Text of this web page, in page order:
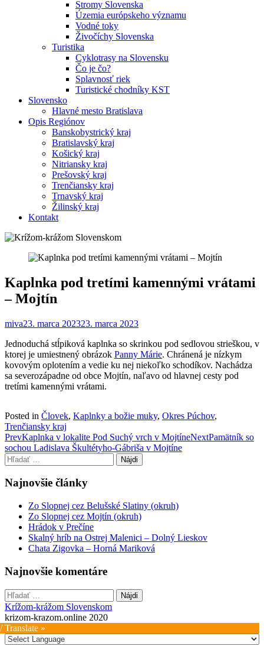
Stromy Slovenska
Územia európskeho významu
Vodné toky
Živočíchy Slovenska
Turistika
Cyklotrasy na Slovensku
Čo je čo?
Splavnosť riek
Turistické chodníky KST
Slovensko
Hlavné mesto Bratislava
Opis Regiónov
Banskobystrický kraj
Bratislavský kraj
Košický kraj
Nitriansky kraj
Prešovský kraj
Trenčiansky kraj
Trnavský kraj
Žilinský kraj
Kontakt
Kaplnka pod tretími kamennými vrátami
– Mojtín
miva23. marca 202323. marca 2023
Jednoduchá stĺpiková kaplnka so skrinkou pod sedlovou strieškou, v
ktorej je umiestnený obrázok Panny Márie. Chránená je nízkym
kovovým oplotením a vedie ku nej niekoľko schodíkov. Nachádza
sa severozápadne od obce Mojtín, naľavo od hlavnej cesty pod
tretími kamennými vrátami.
Posted in Človek, Kaplnky a božie muky, Okres Púchov,
Trenčiansky kraj
Post
navigation
PrevKaplnka v lokalite Pod Suchý vrch v MojtíneNextPamätník so
sochou Ladislava Škultétyho-Gábriša v Mojtíne
Hľadať:
Najnovšie články
Zo Slopnej cez Belušské Slatiny (okruh)
Zo Slopnej cez Mojtín (okruh)
Hrádok v Prečíne
Skalný hríb na Ostrej Malenici – Dolný Lieskov
Chata Zigovka – Horná Mariková
Najnovšie komentáre
Hľadať:
Krížom-krážom Slovenskom
krizom-krazom.online 2020
Translate »